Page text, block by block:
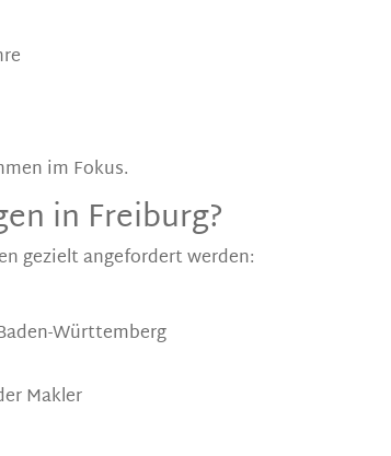
im Fokus.
in Freiburg?
gezielt angefordert werden:
Württemberg
Makler